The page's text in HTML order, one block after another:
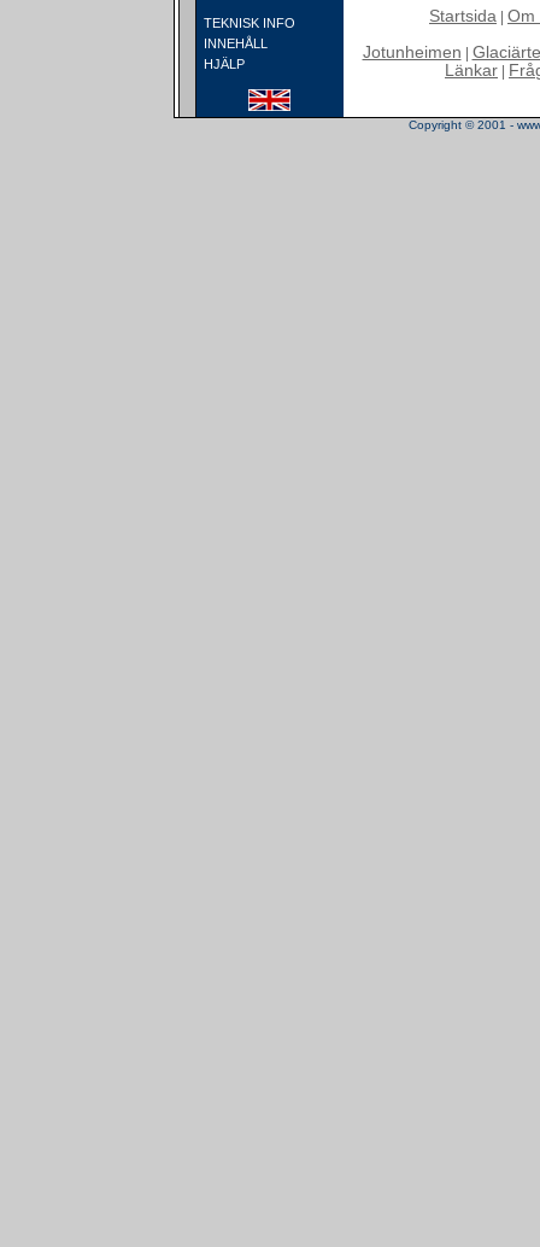
TEKNISK INFO
INNEHÅLL
HJÄLP
Startsida Om
Jotunheimen
Länkar
Copyright © 2001 -